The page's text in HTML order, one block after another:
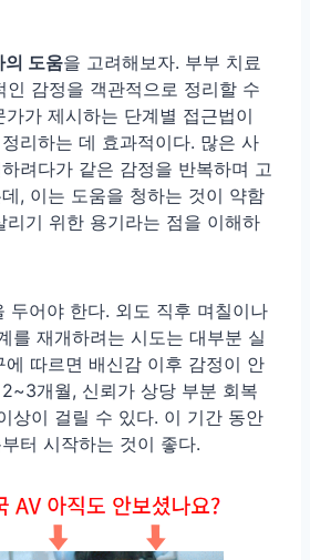
의 도움을 고려해보자. 부부 치료
인 감정을 객관적으로 정리할 수
가 제시하는 단계별 접근법이
리하는 데 효과적이다. 많은 사
려다가 같은 감정을 반복하며 고
, 이는 도움을 청하는 것이 약함
리기 위한 용기라는 점을 이해하
두어야 한다. 외도 직후 며칠이나
를 재개하려는 시도는 대부분 실
에 따르면 배신감 이후 감정이 안
개월, 신뢰가 상당 부분 회복
상이 걸릴 수 있다. 이 기간 동안
터 시작하는 것이 좋다.